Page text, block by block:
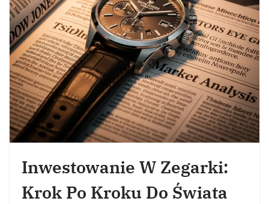
Inwestowanie W Zegarki:
Krok Po Kroku Do Świata